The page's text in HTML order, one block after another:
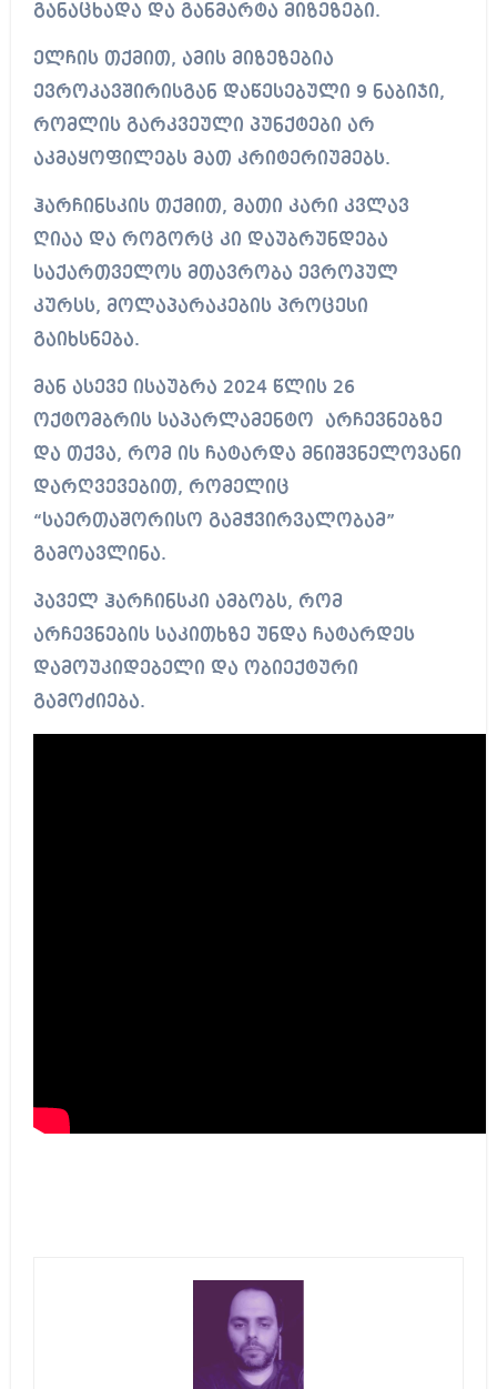
განაცხადა და განმარტა მიზეზები.
ელჩის თქმით, ამის მიზეზებია
ევროკავშირისგან დაწესებული 9 ნაბიჯი,
რომლის გარკვეული პუნქტები არ
აკმაყოფილებს მათ კრიტერიუმებს.
ჰარჩინსკის თქმით, მათი კარი კვლავ
ღიაა და როგორც კი დაუბრუნდება
საქართველოს მთავრობა ევროპულ
კურსს, მოლაპარაკების პროცესი
გაიხსნება.
მან ასევე ისაუბრა 2024 წლის 26
ოქტომბრის საპარლამენტო არჩევნებზე
და თქვა, რომ ის ჩატარდა მნიშვნელოვანი
დარღვევებით, რომელიც
“საერთაშორისო გამჭვირვალობამ”
გამოავლინა.
პაველ ჰარჩინსკი ამბობს, რომ
არჩევნების საკითხზე უნდა ჩატარდეს
დამოუკიდებელი და ობიექტური
გამოძიება.